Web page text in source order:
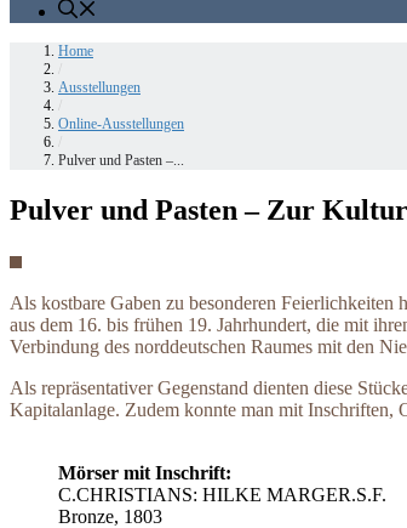
Home
Ausstellungen
Online-Ausstellungen
Pulver und Pasten –...
Pulver und Pasten – Zur
Als kostbare Gaben zu besonderen
aus dem 16. bis frühen 19. Jahrhundert, die mit
Verbindung des norddeutschen Raumes mit den
Als repräsentativer Gegenstand dienten diese
Kapitalanlage. Zudem konnte man mit Inschriften,
Mörser mit Inschrift:
C.CHRISTIANS: HILKE MARGER.S.F.
Bronze, 1803